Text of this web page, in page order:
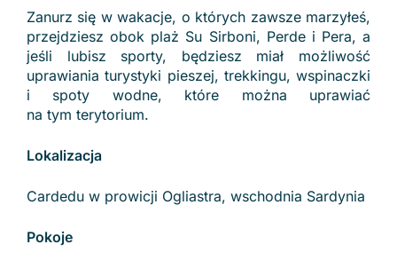
Zanurz się w wakacje, o których zawsze marzyłeś,
przejdziesz obok plaż Su Sirboni, Perde i Pera, a
jeśli lubisz sporty, będziesz miał możliwość
uprawiania turystyki pieszej, trekkingu, wspinaczki
i spoty wodne, które można uprawiać
na tym terytorium.
Lokalizacja
Cardedu w prowicji Ogliastra, wschodnia Sardynia
Pokoje